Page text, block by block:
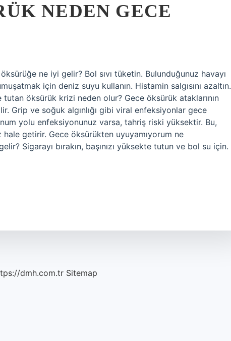
NEDEN GECE
ne iyi gelir? Bol sıvı tüketin. Bulunduğunuz havayı
için deniz suyu kullanın. Histamin salgısını azaltın.
öksürük krizi neden olur? Gece öksürük ataklarının
Grip ve soğuk algınlığı gibi viral enfeksiyonlar gece
yolu enfeksiyonunuz varsa, tahriş riski yüksektir. Bu,
hale getirir. Gece öksürükten uyuyamıyorum ne
Sigarayı bırakın, başınızı yüksekte tutun ve bol su için.
dmh.com.tr Sitemap